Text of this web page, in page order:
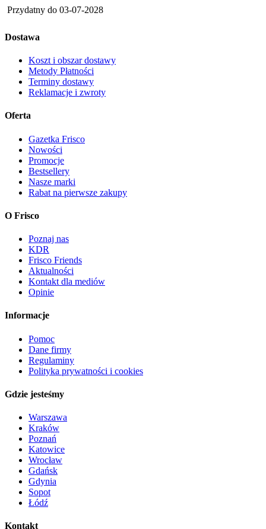
Przydatny do 03-07-2028
Dostawa
Koszt i obszar dostawy
Metody Płatności
Terminy dostawy
Reklamacje i zwroty
Oferta
Gazetka Frisco
Nowości
Promocje
Bestsellery
Nasze marki
Rabat na pierwsze zakupy
O Frisco
Poznaj nas
KDR
Frisco Friends
Aktualności
Kontakt dla mediów
Opinie
Informacje
Pomoc
Dane firmy
Regulaminy
Polityka prywatności i cookies
Gdzie jesteśmy
Warszawa
Kraków
Poznań
Katowice
Wrocław
Gdańsk
Gdynia
Sopot
Łódź
Kontakt